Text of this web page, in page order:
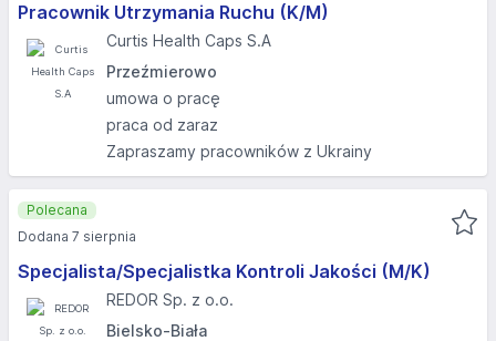
Pracownik Utrzymania Ruchu (K/M)
Curtis Health Caps S.A
Przeźmierowo
umowa o pracę
praca od zaraz
Zapraszamy pracowników z Ukrainy
Specjalista/Specjalistka Kontroli Jakości (M/K)
REDOR Sp. z o.o.
Bielsko-Biała
Polecana
Dodana 7 sierpnia